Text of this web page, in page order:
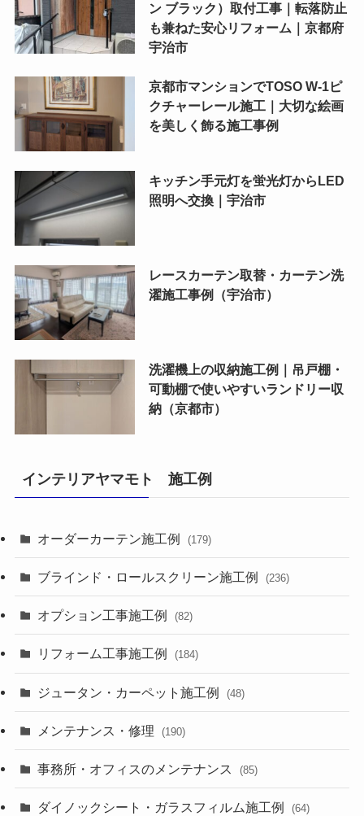
ン ブラック）取付工事｜転落防止
も兼ねた安心リフォーム｜京都府
宇治市
京都市マンションでTOSO W-1ピ
クチャーレール施工｜大切な絵画
を美しく飾る施工事例
キッチン手元灯を蛍光灯からLED
照明へ交換｜宇治市
レースカーテン取替・カーテン洗
濯施工事例（宇治市）
洗濯機上の収納施工例｜吊戸棚・
可動棚で使いやすいランドリー収
納（京都市）
インテリアヤマモト 施工例
オーダーカーテン施工例 (179)
ブラインド・ロールスクリーン施工例 (236)
オプション工事施工例 (82)
リフォーム工事施工例 (184)
ジュータン・カーペット施工例 (48)
メンテナンス・修理 (190)
事務所・オフィスのメンテナンス (85)
ダイノックシート・ガラスフィルム施工例 (64)